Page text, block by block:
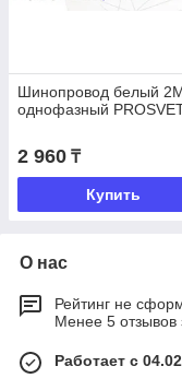
Шинопровод белый
однофазный
2 960 ₸
Купить
О нас
Рейтинг не
Менее 5 отзывов
Работает с